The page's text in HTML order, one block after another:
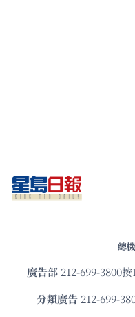
總機
廣告部212-699-3800按
分類廣告 212-699-